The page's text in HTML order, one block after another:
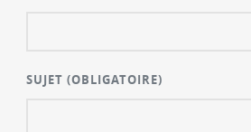
SUJET(OBLIGATOIRE)